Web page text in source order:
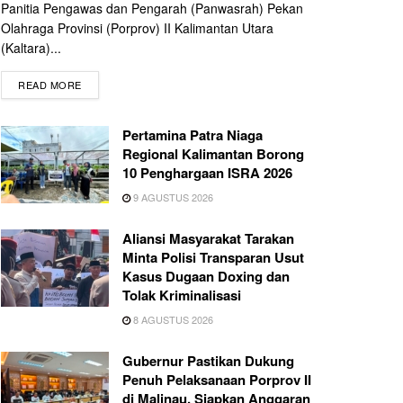
Panitia Pengawas dan Pengarah (Panwasrah) Pekan
Olahraga Provinsi (Porprov) II Kalimantan Utara
(Kaltara)...
READ MORE
Pertamina Patra Niaga
Regional Kalimantan Borong
10 Penghargaan ISRA 2026
9 AGUSTUS 2026
Aliansi Masyarakat Tarakan
Minta Polisi Transparan Usut
Kasus Dugaan Doxing dan
Tolak Kriminalisasi
8 AGUSTUS 2026
Gubernur Pastikan Dukung
Penuh Pelaksanaan Porprov II
di Malinau, Siapkan Anggaran